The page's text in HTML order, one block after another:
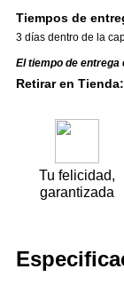
Tiempos de
3 días dentro de la
El tiempo de
Retirar en
Tu felicidad,
garantizada